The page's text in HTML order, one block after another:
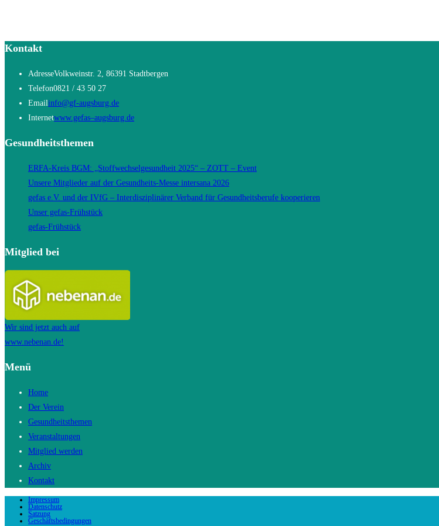
Kontakt
AdresseVolkweinstr. 2, 86391 Stadtbergen
Telefon0821 / 43 50 27
Emailinfo@gf-augsburg.deOpens
in
Internetwww.gefas–augsburg.deOpens
Gesundheitsthemen
ERFA-Kreis BGM: „Stoffwechselgesundheit 2025“ – ZOTT – Event
Unsere Mitglieder auf der Gesundheits-Messe intersana 2026
gefas e.V. und der IVfG – Interdisziplinärer Verband für Gesundheitsberufe kooperieren
Unser gefas-Frühstück
gefas-Frühstück
Mitglied bei
Wir sind jetzt auch auf
www.nebenan.de!
Menü
Home
Der Verein
Gesundheitsthemen
Veranstaltungen
Mitglied werden
Archiv
Kontakt
Impressum
Datenschutz
Satzung
Geschäftsbedingungen